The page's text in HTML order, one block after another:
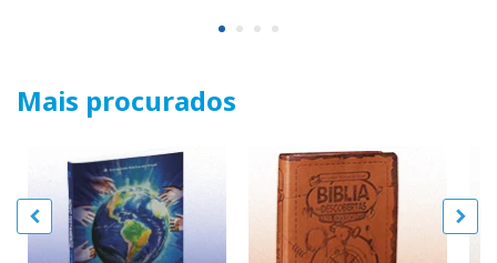
Mais procurados